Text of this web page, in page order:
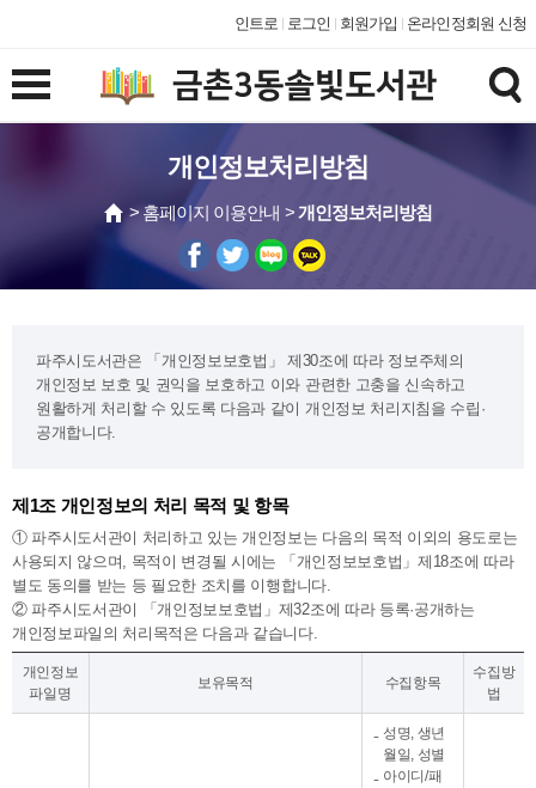
인트로 로그인 회원가입 온라인정회원 신청
개인정보처리방침
> 홈페이지 이용안내 >개인정보처리방침
파주시도서관은 「개인정보보호법」 제30조에 따라 정보주체의
개인정보 보호 및 권익을 보호하고 이와 관련한 고충을 신속하고
원활하게 처리할 수 있도록 다음과 같이 개인정보 처리지침을 수립·
공개합니다.
제1조 개인정보의 처리 목적 및 항목
① 파주시도서관이 처리하고 있는 개인정보는 다음의 목적 이외의 용도로는
사용되지 않으며, 목적이 변경될 시에는 「개인정보보호법」제18조에 따라
별도 동의를 받는 등 필요한 조치를 이행합니다.
② 파주시도서관이 「개인정보보호법」제32조에 따라 등록·공개하는
개인정보파일의 처리목적은 다음과 같습니다.
개인정보
파일명
보유목적 수집항목
수집방
법
성명, 생년
월일, 성별
아이디/패